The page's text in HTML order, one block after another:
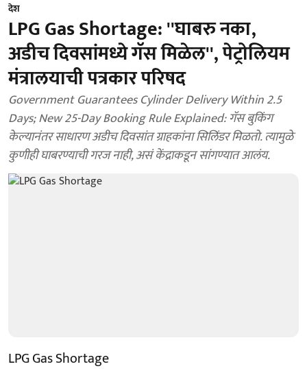
देश
LPG Gas Shortage: ''घाबरु नका,
अडीच दिवसांमध्ये गॅस मिळेल'', पेट्रोलियम
मंत्रालयाची पत्रकार परिषद
Government Guarantees Cylinder Delivery Within 2.5
Days; New 25-Day Booking Rule Explained: गॅस बुकिंग
केल्यानंतर साधारण अडीच दिवसांत ग्राहकांना सिलिंडर मिळतो. त्यामुळे
कुणीही घाबरण्याची गरज नाही, असं केंद्राकडून सांगण्यात आलंय.
LPG Gas Shortage